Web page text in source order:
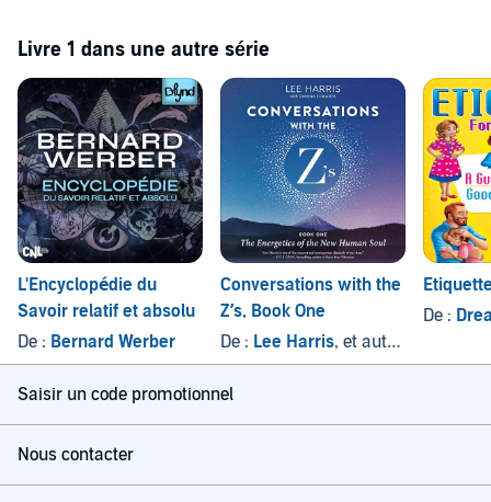
Livre 1 dans une autre série
L'Encyclopédie du
Savoir relatif et absolu
De : Bernard Werber
Conversations with the
Z’s, Book One
De : Lee Harris, et autres
De :
Saisir un code promotionnel
Nous contacter